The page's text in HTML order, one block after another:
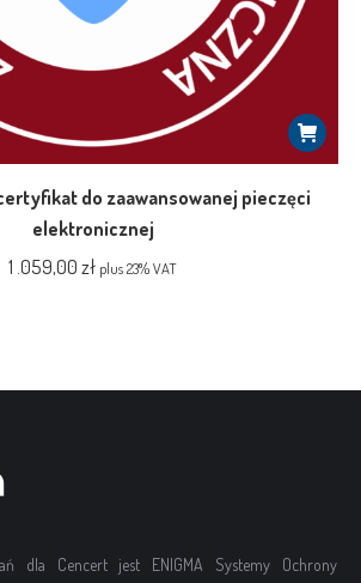
do zaawansowanej pieczęci
elektronicznej
1 .059,00zł plus 23% VAT
dla Cencert jest ENIGMA Systemy Ochrony